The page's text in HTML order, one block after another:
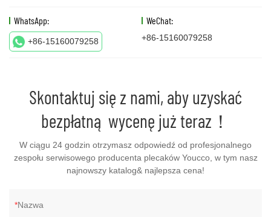
WhatsApp:
+86-15160079258
WeChat:
+86-15160079258
Skontaktuj się z nami, aby uzyskać
bezpłatną wycenę już teraz！
W ciągu 24 godzin otrzymasz odpowiedź od profesjonalnego
zespołu serwisowego producenta plecaków Youcco, w tym nasz
najnowszy katalog& najlepsza cena!
Nazwa